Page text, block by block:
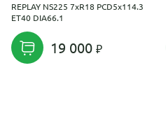
REPLAY NS225 7xR18 PCD5x114.3
ET40 DIA66.1
19 000